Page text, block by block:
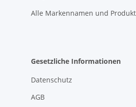
Alle Markennamen und
Gesetzliche Informationen
Datenschutz
AGB